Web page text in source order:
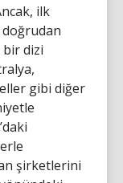
ilk
doğrudan
bir dizi
gibi diğer
şirketlerini